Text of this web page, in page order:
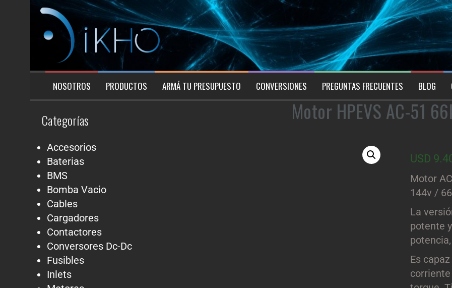
NOSOTROS PRODUCTOS ARMÁ TU PRESUPUESTO CONVERSIONES PREGUNTAS FRECUENTES BLOG
Motor HPEVS AC-51
USD
Motor
144v /
La
potente
Es
Categorías
Accesorios
Baterias
BMS
Bomba Vacio
Cables
Cargadores
Contactores
Conversores Dc-Dc
Fusibles
Inlets